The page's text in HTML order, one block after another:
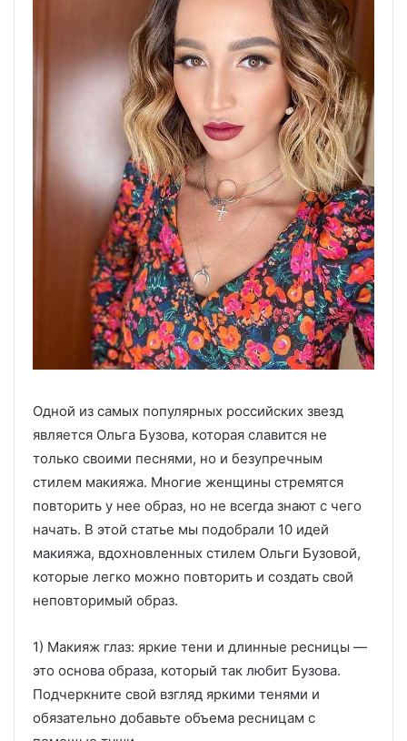
Одной из самых популярных российских звезд
является Ольга Бузова, которая славится не
только своими песнями, но и безупречным
стилем макияжа. Многие женщины стремятся
повторить у нее образ, но не всегда знают с чего
начать. В этой статье мы подобрали 10 идей
макияжа, вдохновленных стилем Ольги Бузовой,
которые легко можно повторить и создать свой
неповторимый образ.
1) Макияж глаз: яркие тени и длинные ресницы —
это основа образа, который так любит Бузова.
Подчеркните свой взгляд яркими тенями и
обязательно добавьте объема ресницам с